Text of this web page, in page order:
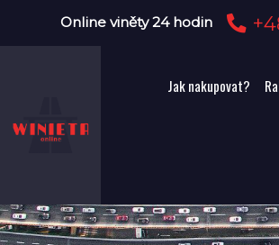
Online viněty 24 hodin
Jak nakupovat?